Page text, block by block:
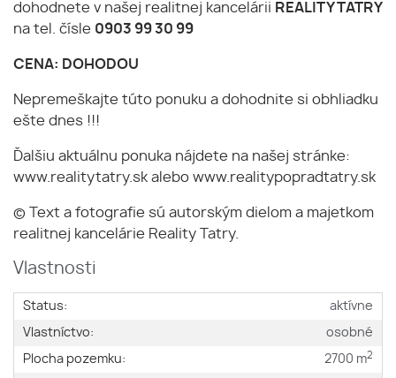
dohodnete v našej realitnej kancelárii REALITY TATRY
na tel. čísle 0903 99 30 99
CENA: DOHODOU
Nepremeškajte túto ponuku a dohodnite si obhliadku
ešte dnes !!!
Ďalšiu aktuálnu ponuka nájdete na našej stránke:
www.realitytatry.sk alebo www.realitypopradtatry.sk
© Text a fotografie sú autorským dielom a majetkom
realitnej kancelárie Reality Tatry.
Vlastnosti
Status:
aktívne
Vlastníctvo:
osobné
Plocha pozemku:
2700 m2